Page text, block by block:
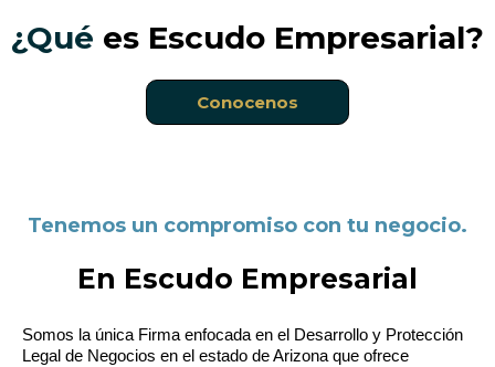
¿Qué es Escudo Empresarial?
Conocenos
Tenemos un compromiso con tu negocio.
En Escudo Empresarial
Somos la única Firma enfocada en el Desarrollo y Protección
Legal de Negocios en el estado de Arizona que ofrece